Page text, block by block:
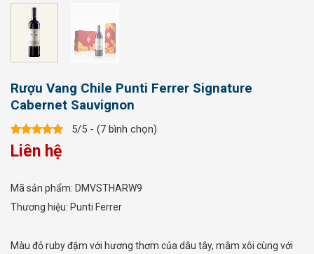
Rượu Vang Chile Punti Ferrer Signature
Cabernet Sauvignon
5/5 - (7 bình chọn)
Liên hệ
Màu đỏ ruby đậm với hương thơm của dâu tây, mâm xôi cùng với
Mã sản phẩm: DMVSTHARW9
Thương hiệu: Punti Ferrer